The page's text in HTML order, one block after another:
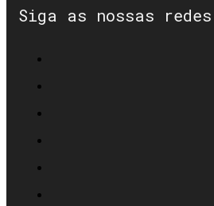
Siga as nossas redes